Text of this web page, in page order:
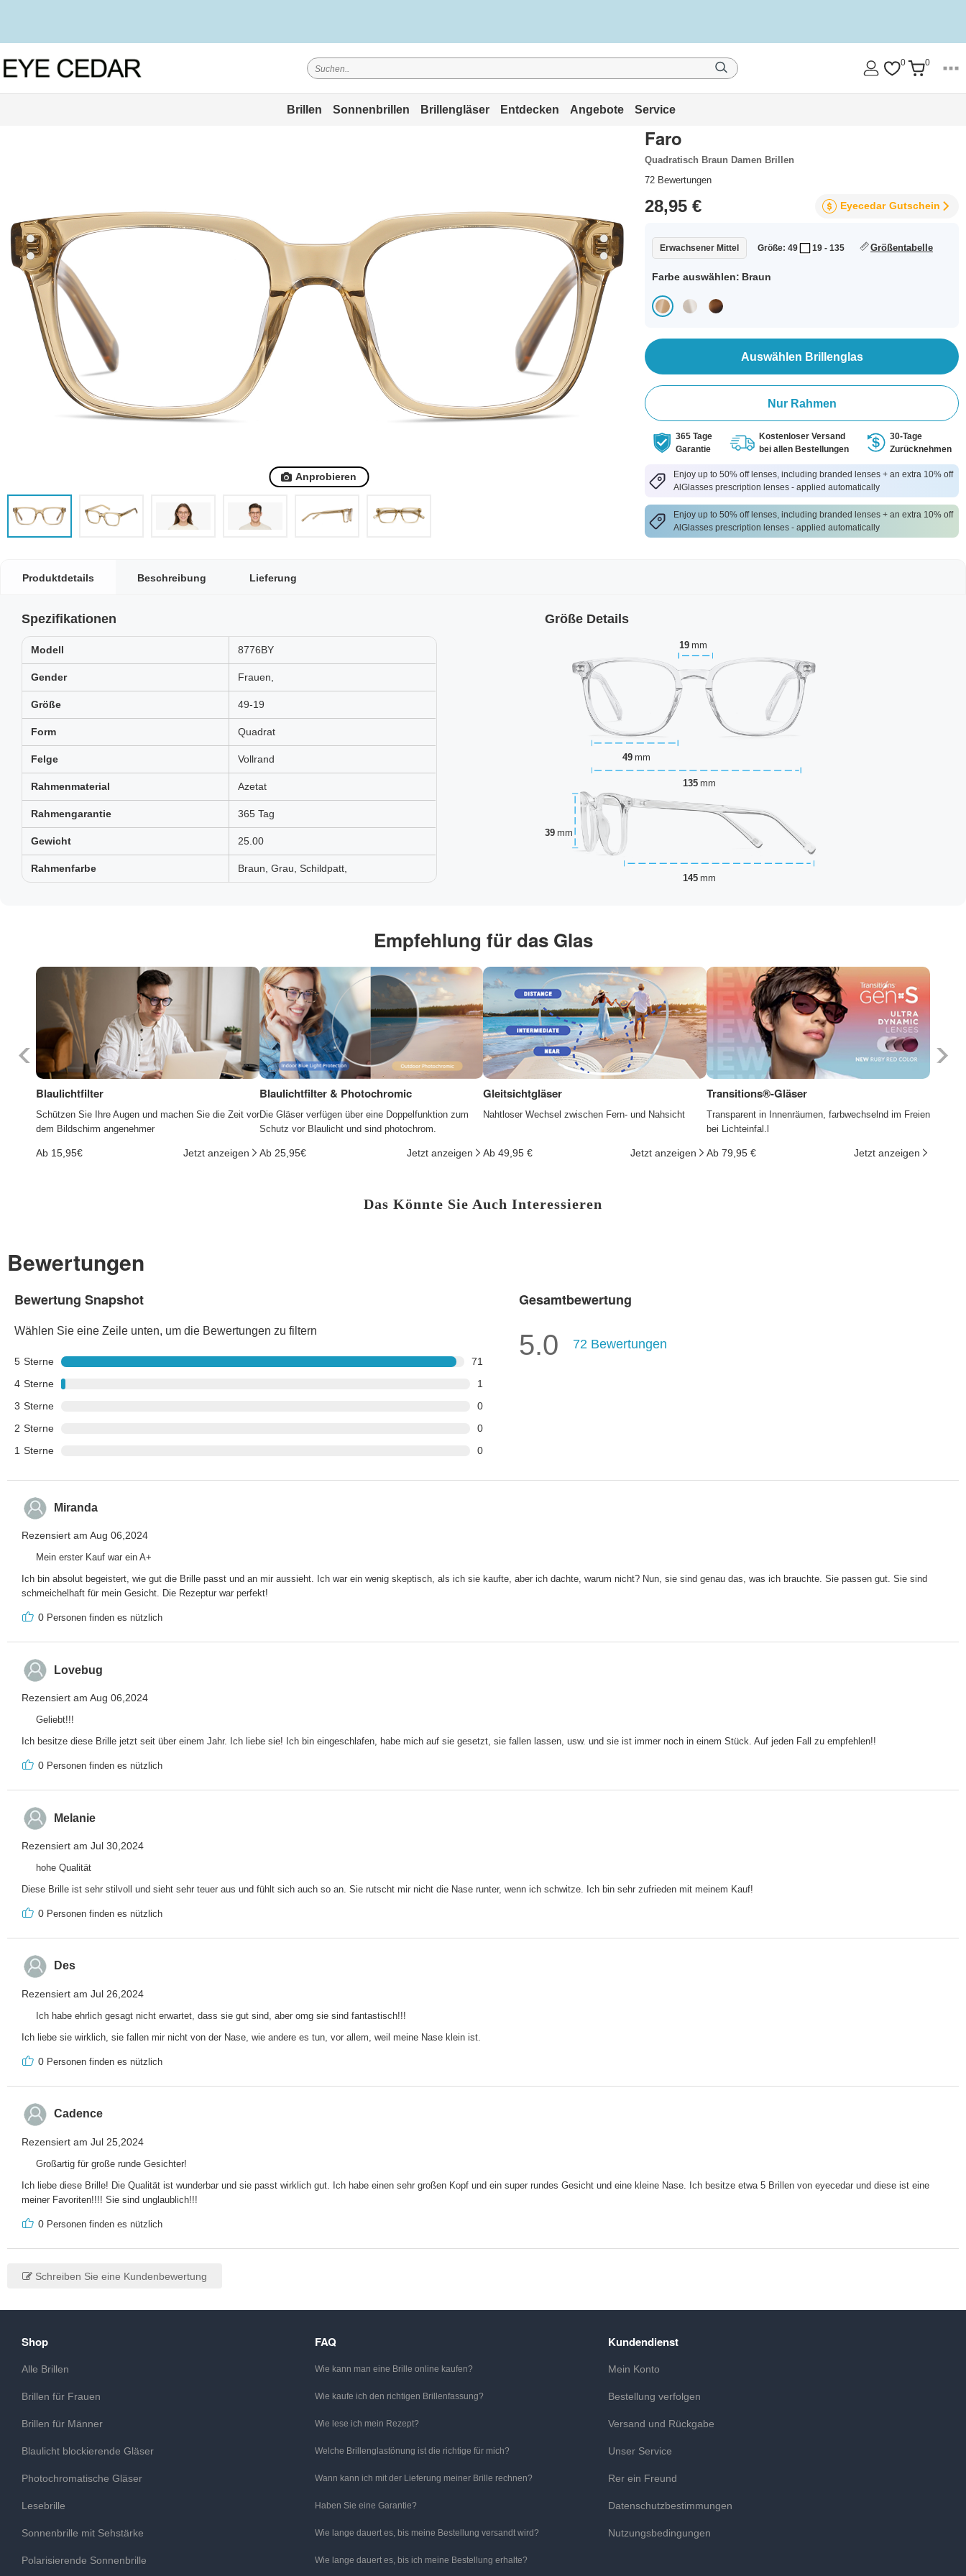
0 0
Brillen Sonnenbrillen Brillengläser Entdecken Angebote Service
Anprobieren
Faro
Quadratisch Braun Damen Brillen
72 Bewertungen
28,95 € Eyecedar Gutschein
Erwachsener Mittel Größe: 49 19 - 135 Größentabelle
Farbe auswählen: Braun
Auswählen Brillenglas
Nur Rahmen
365 Tage
Garantie
Kostenloser Versand
bei allen Bestellungen
30-Tage
Zurücknehmen
Enjoy up to 50% off lenses, including branded lenses + an extra 10% off
AlGlasses prescription lenses - applied automatically
Enjoy up to 50% off lenses, including branded lenses + an extra 10% off
AlGlasses prescription lenses - applied automatically
Produktdetails Beschreibung Lieferung
Spezifikationen
Modell 8776BY
Gender Frauen,
Größe 49-19
Form Quadrat
Felge Vollrand
Rahmenmaterial Azetat
Rahmengarantie 365 Tag
Gewicht 25.00
Rahmenfarbe Braun, Grau, Schildpatt,
Größe Details
19 mm
49 mm
39 mm
135 mm
145 mm
Empfehlung für das Glas
Blaulichtfilter
Schützen Sie Ihre Augen und machen Sie die Zeit vor
dem Bildschirm angenehmer
Ab 15,95€ Jetzt anzeigen
Blaulichtfilter & Photochromic
Die Gläser verfügen über eine Doppelfunktion zum
Schutz vor Blaulicht und sind photochrom.
Ab 25,95€ Jetzt anzeigen
Gleitsichtgläser
Nahtloser Wechsel zwischen Fern- und Nahsicht
Ab 49,95 € Jetzt anzeigen
Transitions®-Gläser
Transparent in Innenräumen, farbwechselnd im Freien
bei Lichteinfal.l
Ab 79,95 € Jetzt anzeigen
Das Könnte Sie Auch Interessieren
Bewertungen
Bewertung Snapshot
Wählen Sie eine Zeile unten, um die Bewertungen zu filtern
5 Sterne
71
4 Sterne
1
3 Sterne
0
2 Sterne
0
1 Sterne 0
Gesamtbewertung
5.0 72 Bewertungen
Miranda
Rezensiert am Aug 06,2024
Mein erster Kauf war ein A+
Ich bin absolut begeistert, wie gut die Brille passt und an mir aussieht. Ich war ein wenig skeptisch, als ich sie kaufte, aber ich dachte, warum nicht? Nun, sie sind genau das, was ich brauchte. Sie passen gut. Sie sind
schmeichelhaft für mein Gesicht. Die Rezeptur war perfekt!
0 Personen finden es nützlich
Lovebug
Rezensiert am Aug 06,2024
Geliebt!!!
Ich besitze diese Brille jetzt seit über einem Jahr. Ich liebe sie! Ich bin eingeschlafen, habe mich auf sie gesetzt, sie fallen lassen, usw. und sie ist immer noch in einem Stück. Auf jeden Fall zu empfehlen!!
0 Personen finden es nützlich
Melanie
Rezensiert am Jul 30,2024
hohe Qualität
Diese Brille ist sehr stilvoll und sieht sehr teuer aus und fühlt sich auch so an. Sie rutscht mir nicht die Nase runter, wenn ich schwitze. Ich bin sehr zufrieden mit meinem Kauf!
0 Personen finden es nützlich
Des
Rezensiert am Jul 26,2024
Ich habe ehrlich gesagt nicht erwartet, dass sie gut sind, aber omg sie sind fantastisch!!!
Ich liebe sie wirklich, sie fallen mir nicht von der Nase, wie andere es tun, vor allem, weil meine Nase klein ist.
0 Personen finden es nützlich
Cadence
Rezensiert am Jul 25,2024
Großartig für große runde Gesichter!
Ich liebe diese Brille! Die Qualität ist wunderbar und sie passt wirklich gut. Ich habe einen sehr großen Kopf und ein super rundes Gesicht und eine kleine Nase. Ich besitze etwa 5 Brillen von eyecedar und diese ist eine
meiner Favoriten!!!! Sie sind unglaublich!!!
0 Personen finden es nützlich
Schreiben Sie eine Kundenbewertung
Shop
Alle Brillen
Brillen für Frauen
Brillen für Männer
Blaulicht blockierende Gläser
Photochromatische Gläser
Lesebrille
Sonnenbrille mit Sehstärke
Polarisierende Sonnenbrille
FAQ
Wie kann man eine Brille online kaufen?
Wie kaufe ich den richtigen Brillenfassung?
Wie lese ich mein Rezept?
Welche Brillenglastönung ist die richtige für mich?
Wann kann ich mit der Lieferung meiner Brille rechnen?
Haben Sie eine Garantie?
Wie lange dauert es, bis meine Bestellung versandt wird?
Wie lange dauert es, bis ich meine Bestellung erhalte?
Kundendienst
Mein Konto
Bestellung verfolgen
Versand und Rückgabe
Unser Service
Rer ein Freund
Datenschutzbestimmungen
Nutzungsbedingungen